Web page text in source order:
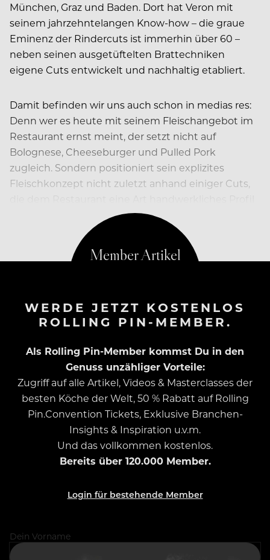
München, Graz und Baden. Dort hat Veron mit
seinem jahrzehntelangen Know-how – die graue
Eminenz der Rindercuts ist immerhin über 60 –
neben seinen ausgetüftelten Brattechniken
eigene Cuts entwickelt und nachhaltig etabliert.
Damit befinden wir uns auch schon in medias res:
Denn wer es heute mit seinem Fleischangebot im
Restaurant ernst meint, der setzt nicht auf
Bolognese, Cheeseburger und Pulled Pork
zugleich. Sondern positioniert sein explizites
Fleischkonzept nicht zuletzt anhand einiger Cuts,
verleihen, das Fleisch gewissermaßen zelebriert.
WERDE JETZT KOSTENLOS
ROLLING PIN-MEMBER.
Als Rolling Pin-Member kommst Du in den
Genuss unzähliger Vorteile:
Zugriff auf alle Artikel, Videos & Masterclasses der
besten Köche der Welt, 50 % Rabatt auf Rolling
Pin.Convention Tickets, Exklusive Branchen-
Insights & Inspiration u.v.m.
Und das vollkommen kostenlos.
Bereits über 120.000 Member.
Login für bestehende Member
Dein Vorname